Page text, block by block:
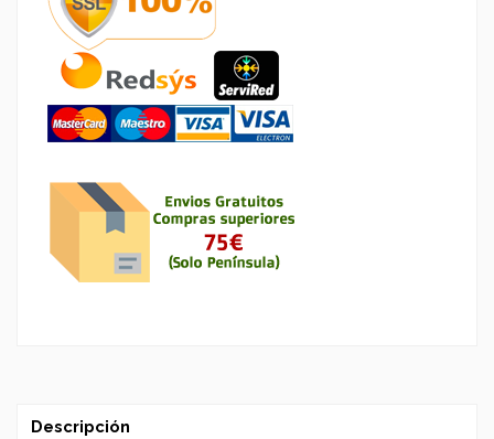
Descripción